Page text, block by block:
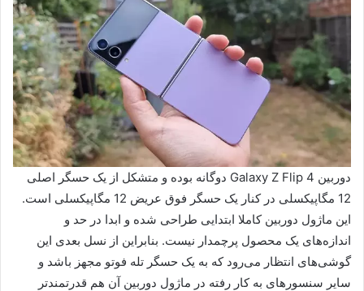
دوربین Galaxy Z Flip 4 دوگانه بوده و متشکل از یک حسگر اصلی
12 مگاپیکسلی در کنار یک حسگر فوق عریض 12 مگاپیکسلی است.
این ماژول دوربین کاملا ابتدایی طراحی شده و ابدا در حد و
اندازه‌های یک محصول پرچمدار نیست. بنابراین از نسل بعدی این
گوشی‌های انتظار می‌رود که به یک حسگر تله فوتو مجهز باشد و
سایر سنسورهای به کار رفته در ماژول دوربین آن هم قدرتمندتر